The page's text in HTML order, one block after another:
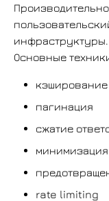
инфраструктуры.
Основные
кэширование
пагинация
сжатие
rate limiting